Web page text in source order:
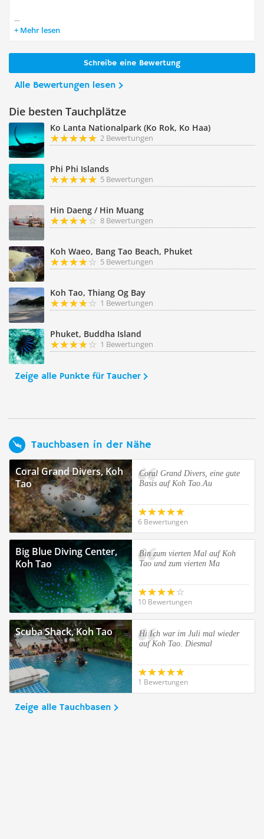
...
Mehr lesen
Schreibe eine Bewertung
Alle Bewertungen lesen
Die besten Tauchplätze
Ko Lanta Nationalpark (Ko Rok, Ko Haa)
2 Bewertungen
Phi Phi Islands
5 Bewertungen
Hin Daeng / Hin Muang
8 Bewertungen
Koh Waeo, Bang Tao Beach, Phuket
5 Bewertungen
Koh Tao, Thiang Og Bay
1 Bewertungen
Phuket, Buddha Island
1 Bewertungen
Zeige alle Punkte für Taucher
Tauchbasen in der Nähe
Coral Grand Divers, Koh
Tao
Coral Grand Divers, eine gute
Basis auf Koh Tao.Au
6 Bewertungen
Big Blue Diving Center,
Koh Tao
Bin zum vierten Mal auf Koh
Tao und zum vierten Ma
10 Bewertungen
Scuba Shack, Koh Tao
Hi Ich war im Juli mal wieder
auf Koh Tao. Diesmal
1 Bewertungen
Zeige alle Tauchbasen